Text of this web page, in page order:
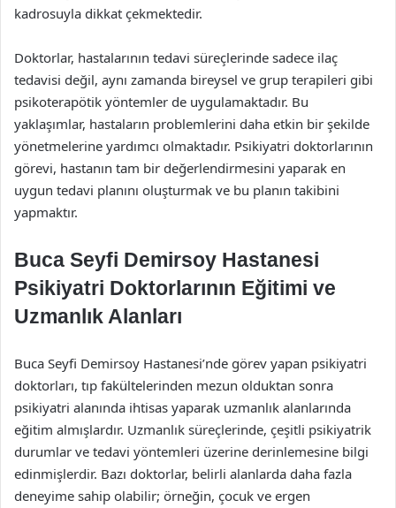
kadrosuyla dikkat çekmektedir.
Doktorlar, hastalarının tedavi süreçlerinde sadece ilaç
tedavisi değil, aynı zamanda bireysel ve grup terapileri gibi
psikoterapötik yöntemler de uygulamaktadır. Bu
yaklaşımlar, hastaların problemlerini daha etkin bir şekilde
yönetmelerine yardımcı olmaktadır. Psikiyatri doktorlarının
görevi, hastanın tam bir değerlendirmesini yaparak en
uygun tedavi planını oluşturmak ve bu planın takibini
yapmaktır.
Buca Seyfi Demirsoy Hastanesi
Psikiyatri Doktorlarının Eğitimi ve
Uzmanlık Alanları
Buca Seyfi Demirsoy Hastanesi’nde görev yapan psikiyatri
doktorları, tıp fakültelerinden mezun olduktan sonra
psikiyatri alanında ihtisas yaparak uzmanlık alanlarında
eğitim almışlardır. Uzmanlık süreçlerinde, çeşitli psikiyatrik
durumlar ve tedavi yöntemleri üzerine derinlemesine bilgi
edinmişlerdir. Bazı doktorlar, belirli alanlarda daha fazla
deneyime sahip olabilir; örneğin, çocuk ve ergen